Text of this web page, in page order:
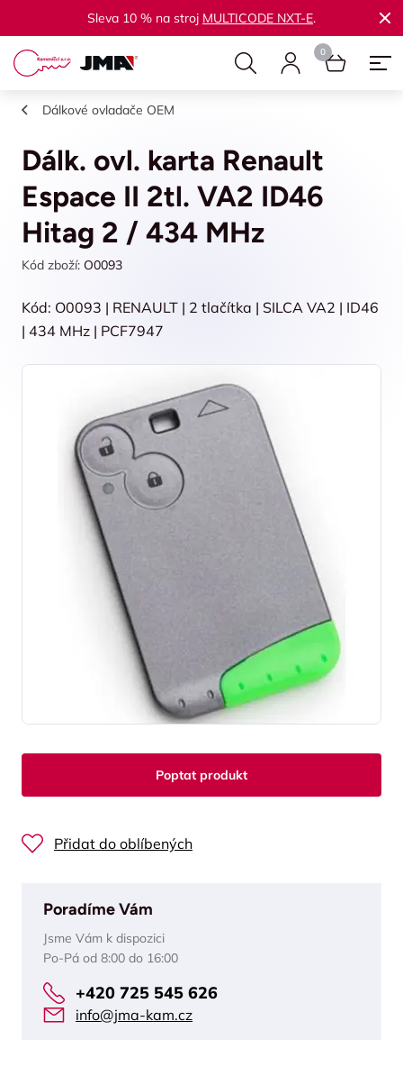
Sleva 10 % na stroj MULTICODE NXT-E.
Dálkové ovladače OEM
Dálk. ovl. karta Renault
Espace II 2tl. VA2 ID46
Hitag 2 / 434 MHz
Kód zboží: O0093
Kód: O0093 | RENAULT | 2 tlačítka | SILCA VA2 | ID46
| 434 MHz | PCF7947
Poptat produkt
Přidat do oblíbených
Poradíme Vám
Jsme Vám k dispozici
Po-Pá od 8:00 do 16:00
+420 725 545 626
info@jma-kam.cz